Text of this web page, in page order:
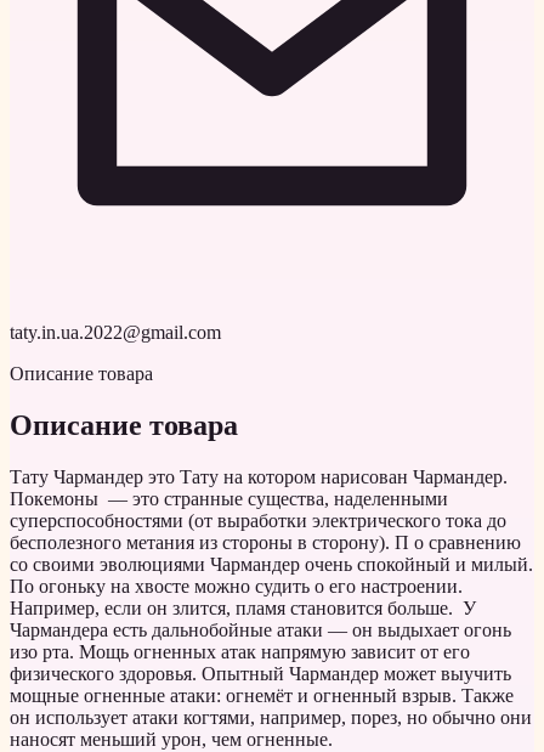
taty.in.ua.2022@gmail.com
Описание товара
Описание товара
Тату Чармандер это Тату на котором нарисован Чармандер.
Покемоны — это странные существа, наделенными
суперспособностями (от выработки электрического тока до
бесполезного метания из стороны в сторону). П о сравнению
со своими эволюциями Чармандер очень спокойный и милый.
По огоньку на хвосте можно судить о его настроении.
Например, если он злится, пламя становится больше. У
Чармандера есть дальнобойные атаки — он выдыхает огонь
изо рта. Мощь огненных атак напрямую зависит от его
физического здоровья. Опытный Чармандер может выучить
мощные огненные атаки: огнемёт и огненный взрыв. Также
он использует атаки когтями, например, порез, но обычно они
наносят меньший урон, чем огненные.